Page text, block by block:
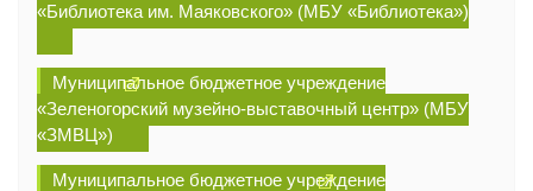
«Библиотека им. Маяковского» (МБУ «Библиотека»)
Муниципальное бюджетное учреждение
«Зеленогорский музейно-выставочный центр» (МБУ
«ЗМВЦ»)
Муниципальное бюджетное учреждение